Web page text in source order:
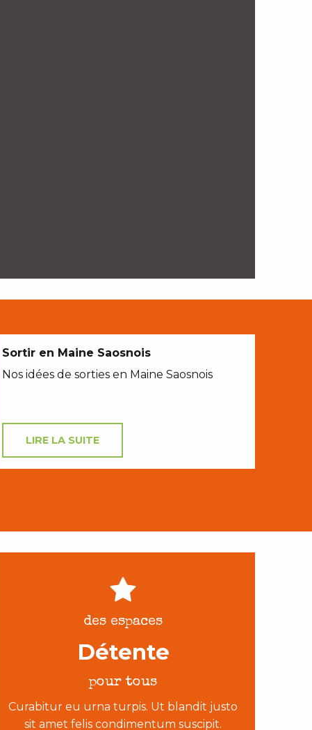
Sortir en Maine Saosnois
Nos idées de sorties en Maine Saosnois
LIRE LA SUITE
des espaces
Détente
pour tous
Curabitur eu urna turpis. Ut blandit justo
sit amet felis condimentum suscipit.